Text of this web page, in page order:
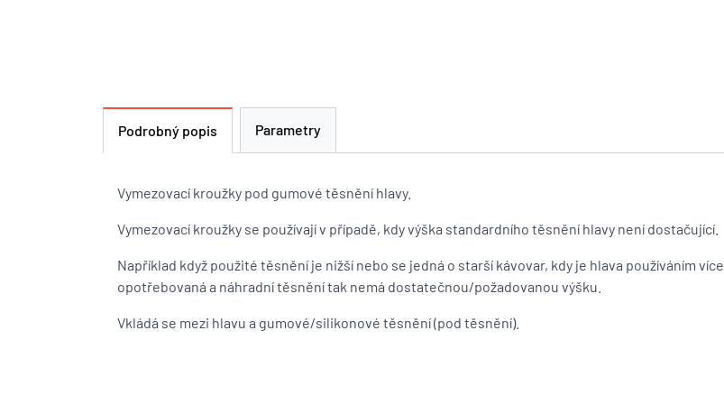
Podrobný popis Parametry
Vymezovací kroužky pod gumové těsnění hlavy.
Vymezovací kroužky se používají v případě, kdy výška standardního těsnění hlavy není dostačující.
Například když použité těsnění je nižší nebo se jedná o starší kávovar, kdy je hlava používáním více
opotřebovaná a náhradní těsnění tak nemá dostatečnou/požadovanou výšku.
Vkládá se mezi hlavu a gumové/silikonové těsnění (pod těsnění).